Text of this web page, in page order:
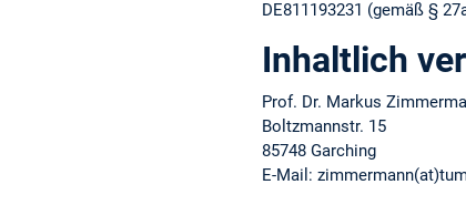
DE811193231 (gemäß §
Inhaltlich
Prof. Dr. Markus
Boltzmannstr. 15
85748 Garching
E-Mail: